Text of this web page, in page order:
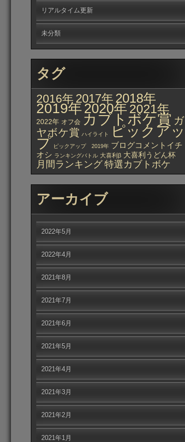
リアルタイム更新
未分類
タグ
2016年 2017年 2018年
2019年2020年 2021年
2022年 オフ会 カブトボケ賞 ガ
ヤボケ賞 ハイライト ピックアッ
プ ピックアップ 2019年 ブログコメントイチ
オシ ランキングバトル 大喜利β 大喜利うどん杯
月間ランキング特選カブトボケ
アーカイブ
2022年5月
2022年4月
2021年8月
2021年7月
2021年6月
2021年5月
2021年4月
2021年3月
2021年2月
2021年1月